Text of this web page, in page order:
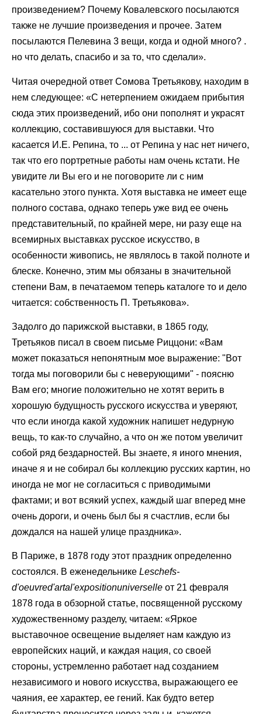
произведением? Почему Ковалевского посылаются
также не лучшие произведения и прочее. Затем
посылаются Пелевина 3 вещи, когда и одной много? .
но что делать, спасибо и за то, что сделали».
Читая очередной ответ Сомова Третьякову, находим в
нем следующее: «С нетерпением ожидаем прибытия
сюда этих произведений, ибо они пополнят и украсят
коллекцию, составившуюся для выставки. Что
касается И.Е. Репина, то ... от Репина у нас нет ничего,
так что его портретные работы нам очень кстати. Не
увидите ли Вы его и не поговорите ли с ним
касательно этого пункта. Хотя выставка не имеет еще
полного состава, однако теперь уже вид ее очень
представительный, по крайней мере, ни разу еще на
всемирных выставках русское искусство, в
особенности живопись, не являлось в такой полноте и
блеске. Конечно, этим мы обязаны в значительной
степени Вам, в печатаемом теперь каталоге то и дело
читается: собственность П. Третьякова».
Задолго до парижской выставки, в 1865 году,
Третьяков писал в своем письме Риццони: «Вам
может показаться непонятным мое выражение: "Вот
тогда мы поговорили бы с неверующими" - поясню
Вам его; многие положительно не хотят верить в
хорошую будущность русского искусства и уверяют,
что если иногда какой художник напишет недурную
вещь, то как-то случайно, а что он же потом увеличит
собой ряд бездарностей. Вы знаете, я иного мнения,
иначе я и не собирал бы коллекцию русских картин, но
иногда не мог не согласиться с приводимыми
фактами; и вот всякий успех, каждый шаг вперед мне
очень дороги, и очень был бы я счастлив, если бы
дождался на нашей улице праздника».
В Париже, в 1878 году этот праздник определенно
состоялся. В еженедельнике Leschefs-
d'oeuvred'artal'expositionuniverselle от 21 февраля
1878 года в обзорной статье, посвященной русскому
художественному разделу, читаем: «Яркое
выставочное освещение выделяет нам каждую из
европейских наций, и каждая нация, со своей
стороны, устремленно работает над созданием
независимого и нового искусства, выражающего ее
чаяния, ее характер, ее гений. Как будто ветер